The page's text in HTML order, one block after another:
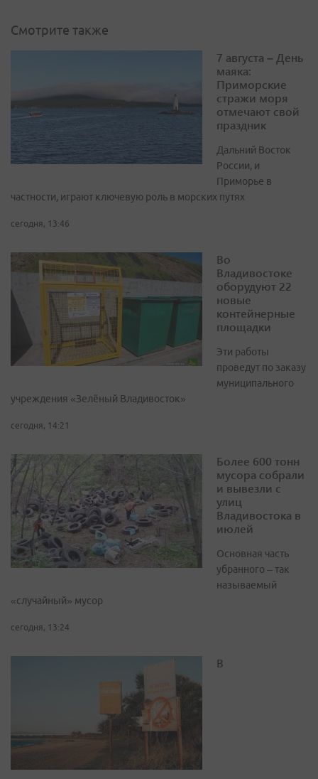
Смотрите также
7 августа – День
маяка:
Приморские
стражи моря
отмечают свой
праздник
Дальний Восток
России, и
Приморье в
частности, играют ключевую роль в морских путях
сегодня, 13:46
Во
Владивостоке
оборудуют 22
новые
контейнерные
площадки
Эти работы
проведут по заказу
муниципального
учреждения «Зелёный Владивосток»
сегодня, 14:21
Более 600 тонн
мусора собрали
и вывезли с
улиц
Владивостока в
июлей
Основная часть
убранного – так
называемый
«случайный» мусор
сегодня, 13:24
В